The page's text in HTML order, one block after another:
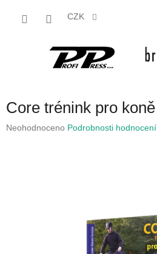
CZK
Core trénink pro koně
Průměrné
Neohodnoceno Podrobnosti hodnocení